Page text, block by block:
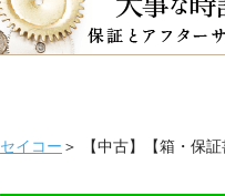
セイコー ＞ 【中古】【箱・保